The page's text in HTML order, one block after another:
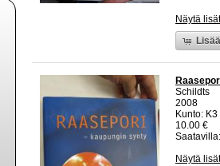
Näytä
Schildts
2008
Kunto:
10.00 €
Näytä